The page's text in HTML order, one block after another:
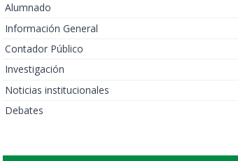
Alumnado
Información General
Contador Público
Investigación
Noticias institucionales
Debates